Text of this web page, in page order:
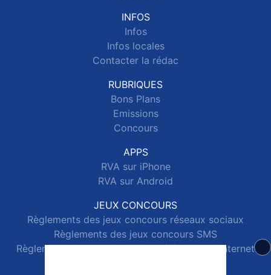
INFOS
Infos
Infos locales
Contacter la rédac
RUBRIQUES
Bons Plans
Emissions
Concours
APPS
RVA sur iPhone
RVA sur Android
JEUX CONCOURS
Règlements des jeux concours réseaux sociaux
Règlements des jeux concours SMS
Règlements des jeux concours téléphone et internet